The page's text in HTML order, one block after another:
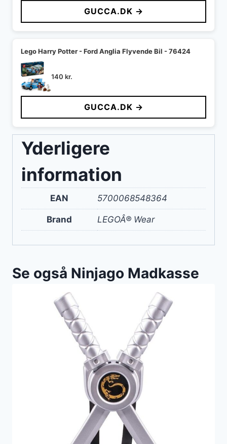
GUCCA.DK →
Lego Harry Potter - Ford Anglia Flyvende Bil - 76424
140 kr.
GUCCA.DK →
Yderligere
information
EAN 5700068548364
Brand LEGOÂ® Wear
Se også Ninjago Madkasse